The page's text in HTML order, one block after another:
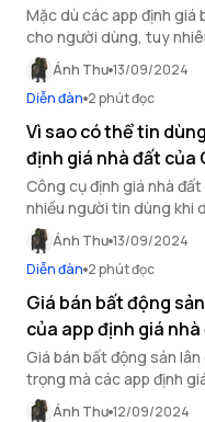
Mặc dù các app định giá
cho người dùng, tuy
liệu đầu vào và phạm vi
Ánh Thư 13/09/2024
Diễn đàn 2 phút đọc
Vì sao có thể tin
định giá nhà đất của
Công cụ định giá nhà
nhiều người tin dùng khi
quả được công nhận bởi
Ánh Thư 13/09/2024
Diễn đàn 2 phút đọc
Giá bán bất động
của app định giá
Giá bán bất động sản
trọng mà các app định
tính chính xác về giá trị
Ánh Thư 12/09/2024